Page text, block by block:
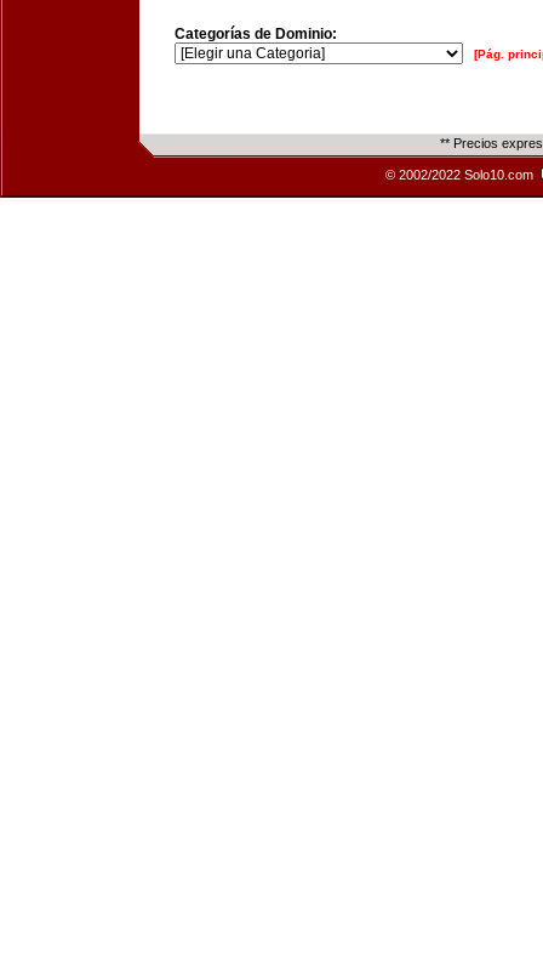
Categorías de Dominio:
[Pág.
** Precios
© 2002/2022 Solo10.com